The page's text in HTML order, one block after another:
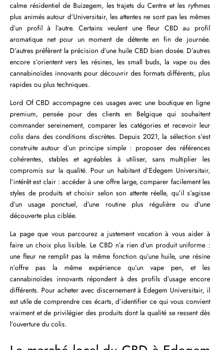
calme résidentiel de Buizegem, les trajets du Centre et les rythmes
plus animés autour d’Universitair, les attentes ne sont pas les mêmes
d’un profil à l’autre. Certains veulent une fleur CBD au profil
aromatique net pour un moment de détente en fin de journée.
D’autres préfèrent la précision d’une huile CBD bien dosée. D’autres
encore s’orientent vers les résines, les small buds, la vape ou des
cannabinoïdes innovants pour découvrir des formats différents, plus
rapides ou plus techniques.
Lord Of CBD accompagne ces usages avec une boutique en ligne
premium, pensée pour des clients en Belgique qui souhaitent
commander sereinement, comparer les catégories et recevoir leur
colis dans des conditions discrètes. Depuis 2021, la sélection s’est
construite autour d’un principe simple : proposer des références
cohérentes, stables et agréables à utiliser, sans multiplier les
compromis sur la qualité. Pour un habitant d’Edegem Universitair,
l’intérêt est clair : accéder à une offre large, comparer facilement les
styles de produits et choisir selon son attente réelle, qu’il s’agisse
d’un usage ponctuel, d’une routine plus régulière ou d’une
découverte plus ciblée.
La page que vous parcourez a justement vocation à vous aider à
faire un choix plus lisible. Le CBD n’a rien d’un produit uniforme :
une fleur ne remplit pas la même fonction qu’une huile, une résine
n’offre pas la même expérience qu’un vape pen, et les
cannabinoïdes innovants répondent à des profils d’usage encore
différents. Pour acheter avec discernement à Edegem Universitair, il
est utile de comprendre ces écarts, d’identifier ce qui vous convient
vraiment et de privilégier des produits dont la qualité se ressent dès
l’ouverture du colis.